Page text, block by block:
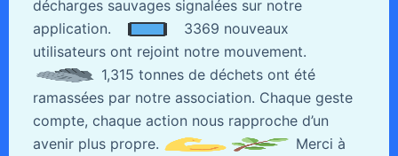
décharges sauvages signalées sur notre
application.
3369 nouveaux
utilisateurs ont rejoint notre mouvement.
1,315 tonnes de déchets ont été
ramassées par notre association. Chaque geste
compte, chaque action nous rapproche d’un
avenir plus propre.
Merci à